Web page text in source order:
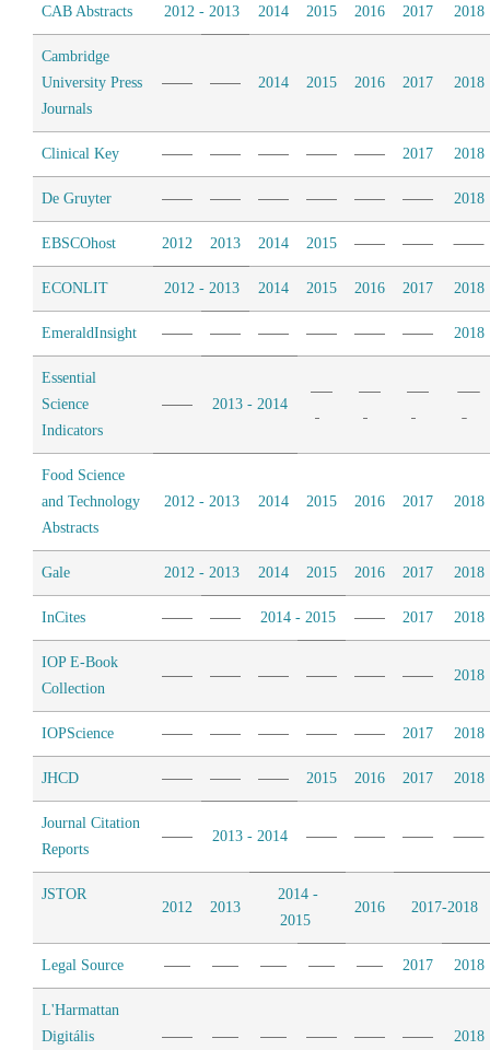
CAB Abstracts 2012 - 2013 2014 2015 2016 2017 2018
Cambridge
University Press
Journals
2014 2015 2016 2017 2018
Clinical Key 2017 2018
De Gruyter 2018
EBSCOhost 2012 2013 2014 2015
ECONLIT 2012 - 2013 2014 2015 2016 2017 2018
EmeraldInsight 2018
Essential
Science
Indicators
2013 - 2014
Food Science
and Technology
Abstracts
2012 - 2013 2014 2015 2016 2017 2018
Gale 2012 - 2013 2014 2015 2016 2017 2018
InCites 2014 - 2015 2017 2018
IOP E-Book
Collection
2018
IOPScience 2017 2018
JHCD 2015 2016 2017 2018
Journal Citation
Reports
2013 - 2014
JSTOR
2012
2013
2014 -
2015
2016 2017-2018
Legal Source 2017 2018
L'Harmattan
Digitális
2018